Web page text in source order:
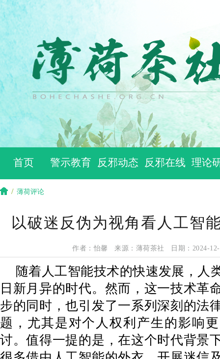
首页 警示教育 反邪动态 反邪在线 理论
/ 薄荷评论
以破迷反伪为视角看人工智
作者：怡馨 来源：薄荷茶社 日期：2024-
随着人工智能技术的快速发展，人
日新月异的时代。然而，这一技术革
步的同时，也引发了一系列深刻的法
题，尤其是对个人权利产生的影响
讨。值得一提的是，在这个时代背景